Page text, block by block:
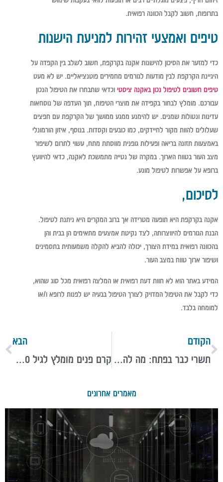
בתרופות, חשוב לקבל הכוונה רפואית.
טיפים ואמצעי זהירות למניעת הישנות
כדי למזער את הסיכון להישנות אקנה בקרקפת, חשוב לשלב בין הקפדה על
היגיינת הקרקפת לבין מודעות לגורמים מחמירים פוטנציאליים. יש לא מעט
טיפים חשובים לטיפול נכון באקנה ציסטי וכדאי שתבחרו את הטיפול הנכון
עבורכם. מומלץ לבחור בקפידה את מוצרי הטיפוח, תוך העדפה של נוסחאות
עדינות ונטולות שמנים. יש להימנע ממגע ממושך של הקרקפת עם חפצים
שעלולים להוות מקור לחיידקים, כמו כובעים וקסדות. בנוסף, איזון הורמונלי
באמצעות תזונה בריאה ופעילות גופנית מווסתת מתח, עשוי לתרום לשיפור
מצב העור בטווח הארוך. במקרה של נטייה מתמשכת לאקנה, כדאי להיוועץ
ברופא על אפשרות לטיפול מונע.
לסיכום,
אקנה בקרקפת היא תופעה מטרידה אך ברוב המקרים היא ניתנת לטיפול.
הבנת הגורמים להיווצרותה, לצד נקיטת אמצעים מתאימים הן בבית והן
בהכוונה רפואית במידת הצורך, יכולה להביא להקלה משמעותית בתסמינים
ושיפור ארוך טווח במצב העור.
המידע באתר הוא לא חוות דעת רפואית או המלצה רפואית מכל סוג שהוא,
כדי לקבל את הטיפול המדויק לצורך הטיפול בבעיה יש לפנות לרופא ו/או
למומחה בלבד.
הקודם
תשרי כבר בפתח: מה להביא מתנה לחג?
הבא
קרם פנים מומלץ לגיל 50 – המדריך המלא
מאמרים אחרונים